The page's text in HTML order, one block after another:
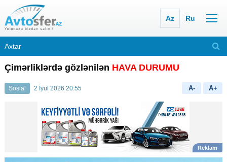
Az Ru
Çimərliklərdə gözlənilən HAVA DURUMU
Sosial 2 İyul 2026 20:55 A- A+